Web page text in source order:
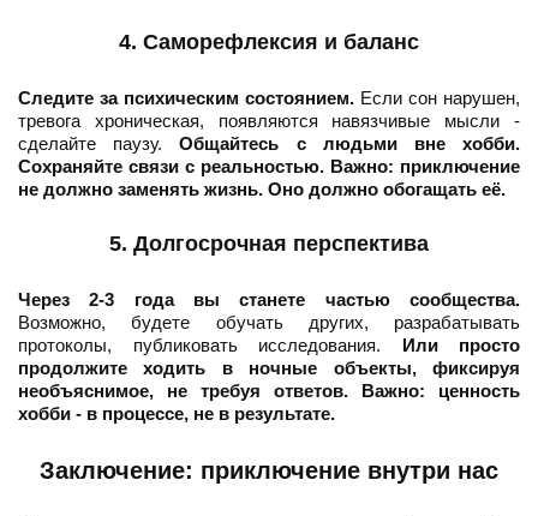
4. Саморефлексия и баланс
Следите за психическим состоянием. Если сон нарушен,
тревога хроническая, появляются навязчивые мысли -
сделайте паузу.Общайтесь с людьми вне хобби.
Сохраняйте связи с реальностью. Важно: приключение
не должно заменять жизнь. Оно должно обогащать её.
5. Долгосрочная перспектива
Через 2-3 года вы станете частью сообщества.
Возможно, будете обучать других, разрабатывать
протоколы, публиковать исследования. Или просто
продолжите ходить в ночные объекты, фиксируя
необъяснимое, не требуя ответов.
Важно: ценность
хобби - в процессе, не в результате.
Заключение: приключение внутри нас